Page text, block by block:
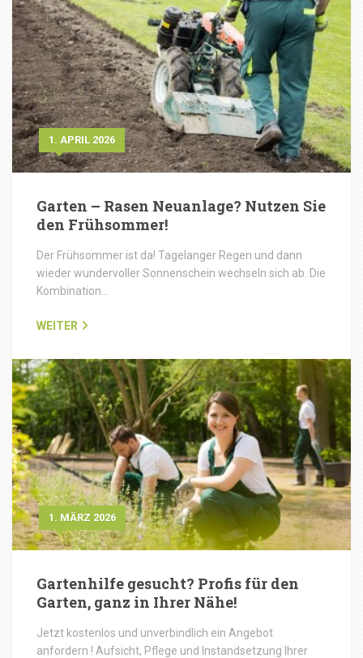
1. APRIL 2026
Garten – Rasen Neuanlage? Nutzen Sie
den Frühsommer!
Der Frühsommer ist da! Tagelanger Regen und dann
wieder wundervoller Sonnenschein wechseln sich ab. Die
Kombination…
WEITER
1. MÄRZ 2026
Gartenhilfe gesucht? Profis für den
Garten, ganz in Ihrer Nähe!
Jetzt kostenlos und unverbindlich ein Angebot
anfordern ! Aufsicht, Pflege und Instandsetzung Ihrer